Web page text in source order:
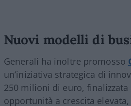
Nuovi modelli di
Generali ha inoltre promosso
un’iniziativa strategica di
250 milioni di euro,
opportunità a crescita